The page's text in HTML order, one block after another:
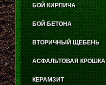
БОЙ КИРПИЧА
БОЙ БЕТОНА
ВТОРИЧНЫЙ ЩЕБЕНЬ
АСФАЛЬТОВАЯ КРОШКА
КЕРАМЗИТ